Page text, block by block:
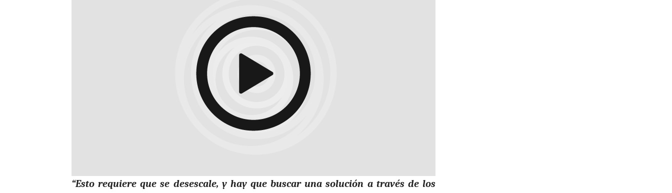
“Esto requiere que se desescale, y hay que buscar una solución a través de los